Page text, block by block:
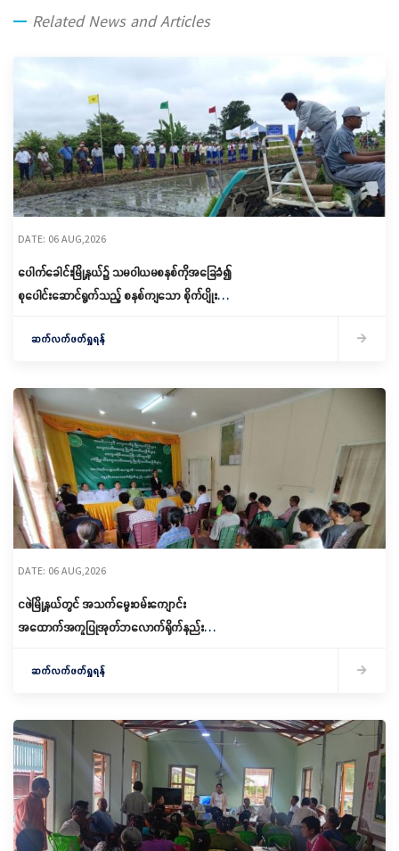
Related News and Articles
DATE: 06 AUG,2026
ပေါက်ခေါင်းမြို့နယ်၌ သမဝါယမစနစ်ကိုအခြေခံ၍
စုပေါင်းဆောင်ရွက်သည့် စနစ်ကျသော စိုက်ပျိုးရေး
ဆက်လက်ဖတ်ရှုရန်
DATE: 06 AUG,2026
ငဖဲမြို့နယ်တွင် အသက်မွေးဝမ်းကျောင်း
အထောက်အကူပြုအုတ်ဘလောက်ရိုက်နည်း
ဆက်လက်ဖတ်ရှုရန်